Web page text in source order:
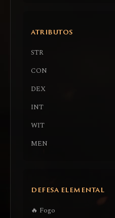
ATRIBUTOS
STR
CON
DEX
INT
WIT
MEN
DEFESA ELEMENTAL
🔥 Fogo